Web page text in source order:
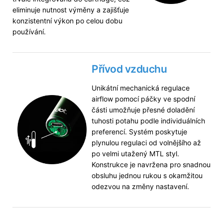
eliminuje nutnost výměny a zajišťuje
konzistentní výkon po celou dobu
používání.
Přívod vzduchu
Unikátní mechanická regulace
airflow pomocí páčky ve spodní
části umožňuje přesné doladění
tuhosti potahu podle individuálních
preferencí. Systém poskytuje
plynulou regulaci od volnějšího až
po velmi utažený MTL styl.
Konstrukce je navržena pro snadnou
obsluhu jednou rukou s okamžitou
odezvou na změny nastavení.